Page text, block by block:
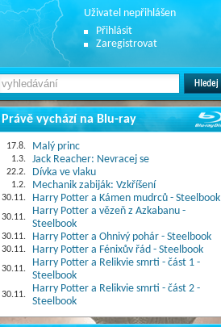
Uživatel nepřihlášen
Přihlásit
Zaregistrovat
Právě vychází na Blu-ray
17.8. Malý princ
1.3. Jack Reacher: Nevracej se
22.2. Dívka ve vlaku
1.2. Mechanik zabiják: Vzkříšení
30.11. Harry Potter a Kámen mudrců - Steelbook
30.11.
Harry Potter a vězeň z Azkabanu -
Steelbook
30.11. Harry Potter a Ohnivý pohár - Steelbook
30.11. Harry Potter a Fénixův řád - Steelbook
30.11.
Harry Potter a Relikvie smrti - část 1 -
Steelbook
30.11.
Harry Potter a Relikvie smrti - část 2 -
Steelbook